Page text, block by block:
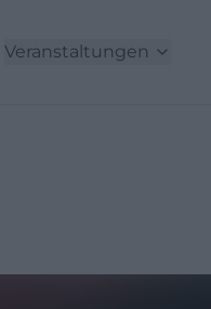
Veranstaltungen